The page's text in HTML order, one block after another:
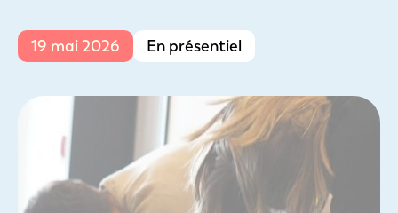
19 mai 2026 En présentiel